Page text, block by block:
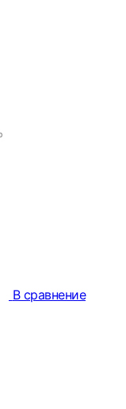
В сравнение